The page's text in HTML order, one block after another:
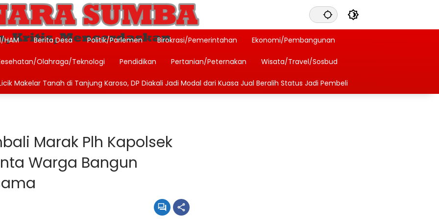
HAM Berita Desa Politik/Parlemen Birokrasi/Pemerintahan Ekonomi/Pembangunan
Olahraga/Teknologi Pendidikan Pertanian/Peternakan Wisata/Travel/Sosbud
Makelar Tanah di Tanjung Karoso, DP Diakali Jadi Modal dari Kuasa Jual Beralih Status Jadi Pembeli
Marak Plh Kapolsek
Warga Bangun